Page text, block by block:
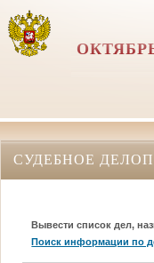
СУДЕБНОЕ
Вывести список дел,
Поиск информации по